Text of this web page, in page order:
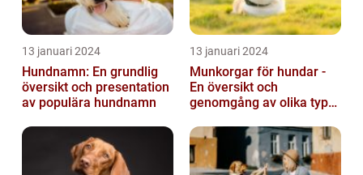
13 januari 2024
Hundnamn: En grundlig
översikt och presentation
av populära hundnamn
13 januari 2024
Munkorgar för hundar -
En översikt och
genomgång av olika typer
och nackde...